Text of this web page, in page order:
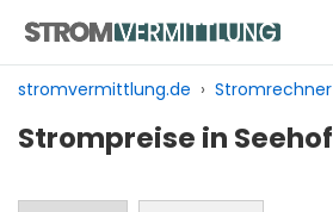
Inhalt
springen
stromvermittlung.de › Stromrechner
Strompreise in Seehof